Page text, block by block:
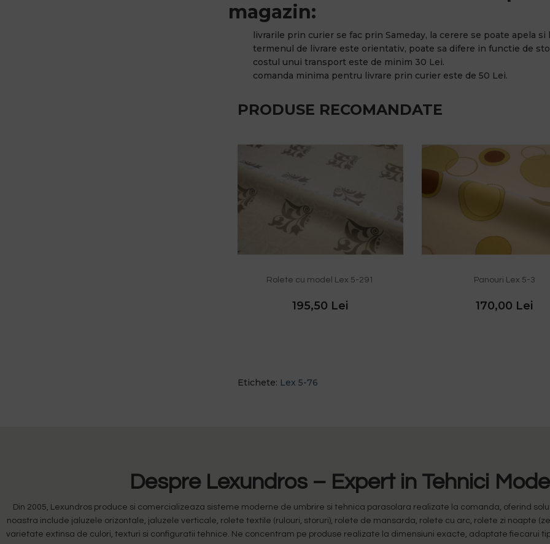
magazin:
livrarile prin curier se fac prin Sameday, la cerere se poate apela si
termenul de livrare este orientativ, poate sa difere in functie de
costul unui transport este de minim 30 Lei.
comanda minima pentru livrare prin curier este de 50 Lei.
PRODUSE RECOMANDATE
Rolete cu model Lex 5-291
195,50 Lei
Panouri Lex 5-3
170,00 Lei
Etichete: Lex 5-76
Despre Lexundros – Expert in Tehnici
Din 2005, Lexundros produce si comercializeaza sisteme moderne de umbrire si tehnica parasolara realizate la comanda, oferind
noastra include jaluzele orizontale, jaluzele verticale, rolete textile (rulouri, storuri), rolete de mansarda, rolete cu arc, rolete zi noapte
varietate extinsa de culori, texturi si configuratii tehnice. Ne concentram pe produse realizate la dimensiuni exacte, adaptate fiecarui